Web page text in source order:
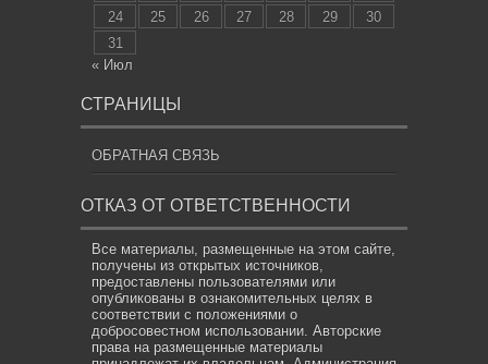
24
25 26 27 28 29
30
31
« Июл
СТРАНИЦЫ
ОБРАТНАЯ СВЯЗЬ
ОТКАЗ ОТ ОТВЕТСТВЕННОСТИ
Все материалы, размещенные на этом сайте,
получены из открытых источников,
предоставлены пользователями или
опубликованы в ознакомительных целях в
соответствии с положениями о
добросовестном использовании. Авторские
права на размещенные материалы